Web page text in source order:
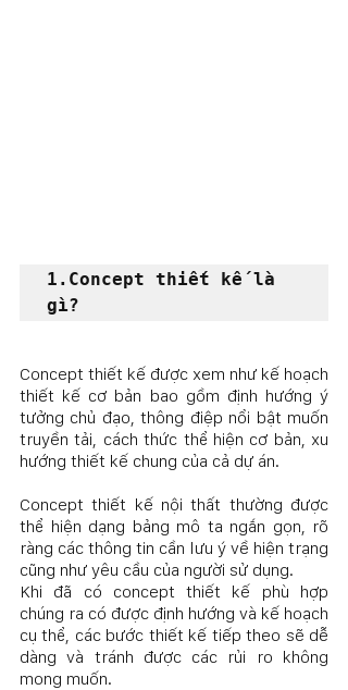
1.Concept thiết kế là
gì?
Concept thiết kế được xem như kế hoạch
thiết kế cơ bản bao gồm định hướng ý
tưởng chủ đạo, thông điệp nổi bật muốn
truyền tải, cách thức thể hiện cơ bản, xu
hướng thiết kế chung của cả dự án.
Concept thiết kế nội thất thường được
thể hiện dạng bảng mô ta ngắn gọn, rõ
ràng các thông tin cần lưu ý về hiện trạng
cũng như yêu cầu của người sử dụng.
Khi đã có concept thiết kế phù hợp
chúng ra có được định hướng và kế hoạch
cụ thể, các bước thiết kế tiếp theo sẽ dễ
dàng và tránh được các rủi ro không
mong muốn.